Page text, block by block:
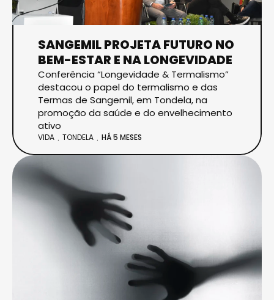
SANGEMIL PROJETA FUTURO NO
BEM-ESTAR E NA LONGEVIDADE
Conferência “Longevidade & Termalismo”
destacou o papel do termalismo e das
Termas de Sangemil, em Tondela, na
promoção da saúde e do envelhecimento
ativo
VIDA TONDELA HÁ 5 MESES